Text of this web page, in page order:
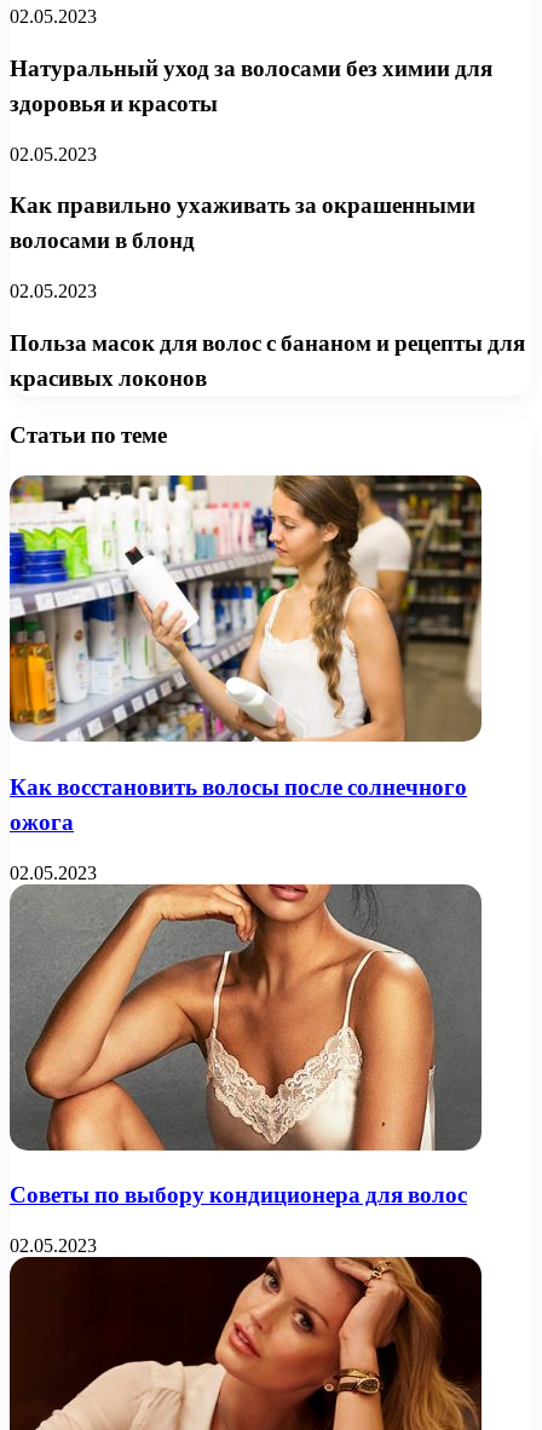
02.05.2023
Натуральный уход за волосами без химии для
здоровья и красоты
02.05.2023
Как правильно ухаживать за окрашенными
волосами в блонд
02.05.2023
Польза масок для волос с бананом и рецепты для
красивых локонов
Статьи по теме
Как восстановить волосы после солнечного
ожога
02.05.2023
Советы по выбору кондиционера для волос
02.05.2023